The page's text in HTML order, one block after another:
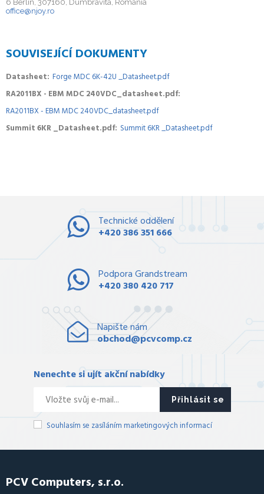
6 Berlin, 307160, Dumbravita, Romania
office@njoy.ro
SOUVISEJÍCÍ DOKUMENTY
Datasheet Forge MDC 6K-42U _Datasheet.pdf
RA2011BX - EBM MDC 240VDC_datasheet.pdf
RA2011BX - EBM MDC 240VDC_datasheet.pdf
Summit 6KR _Datasheet.pdf Summit 6KR _Datasheet.pdf
Technické oddělení
+420 386 351 666
Podpora Grandstream
+420 380 420 717
Napište nám
obchod@pcvcomp.cz
Nenechte si ujít akční nabídky
Přihlásit se
Souhlasím se zasíláním marketingových informací
PCV Computers, s.r.o.